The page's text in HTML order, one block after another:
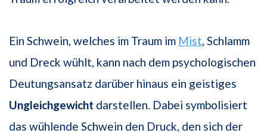
Ein Schwein, welches im Traum im Mist, Schlamm
und Dreck wühlt, kann nach dem psychologischen
Deutungsansatz darüber hinaus ein geistiges
Ungleichgewicht darstellen. Dabei symbolisiert
das wühlende Schwein den Druck, den sich der